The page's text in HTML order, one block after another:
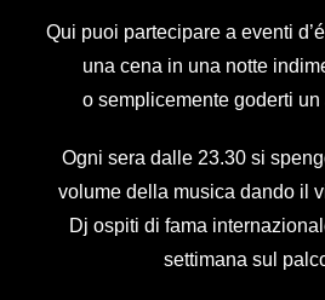
Qui puoi partecipare a eventi
una cena in una notte
o semplicemente goderti
Ogni sera dalle 23.30 si
volume della musica dando il
Dj ospiti di fama
settimana sul